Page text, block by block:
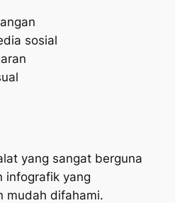
sosial
yang sangat berguna
infografik yang
mudah difahami.